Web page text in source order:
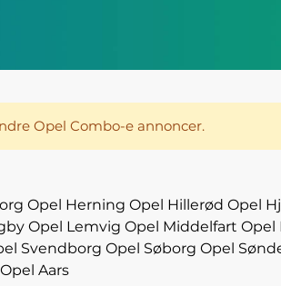
Opel Combo-e annoncer.
Opel Herning Opel Hillerød Opel
Opel Lemvig Opel Middelfart Opel
Svendborg Opel Søborg Opel
Opel Aars